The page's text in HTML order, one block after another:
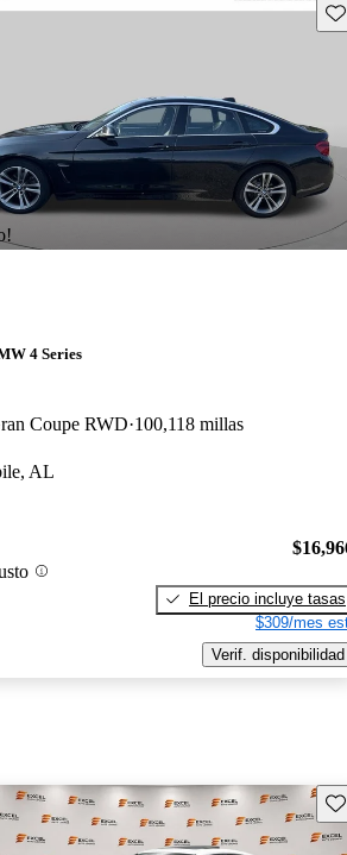
Aviso
4 Series
Coupe RWD 100,118 millas
AL
El precio incluye tasas
$309/mes
Verif. disponibilidad
Aviso